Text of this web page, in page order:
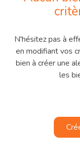
contactez-
nous
N'hésitez pas à
en modifiant vos
bien à créer une
les